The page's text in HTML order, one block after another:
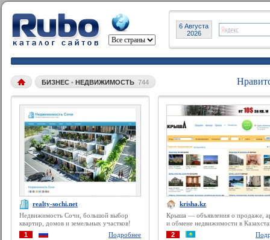
6 Августа
2026
БИЗНЕС • НЕДВИЖИМОСТЬ 744
realty-sochi.net
Недвижимость Сочи, большой выбор
квартир, домов и земельных участков!
1
Подробнее
krisha.kz
Крыша — объявления о продаже,
и обмене недвижимости в
квартиры, дома, участки, офисы и
2